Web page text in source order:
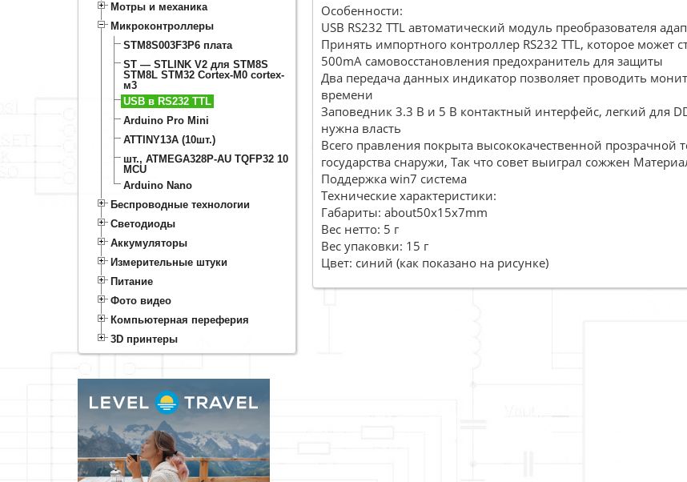
Мотры и механика
Микроконтроллеры
STM8S003F3P6 плата
ST — STLINK V2 для STM8S
STM8L STM32 Cortex-M0 cortex-
м3
USB в RS232 TTL
Arduino Pro Mini
ATTINY13A (10шт.)
10 шт., ATMEGA328P-AU TQFP32
MCU
Arduino Nano
Беспроводные технологии
Светодиоды
Аккумуляторы
Измерительные штуки
Питание
Фото видео
Компьютерная переферия
3D принтеры
Особенности:
USB RS232 TTL автоматический модуль преобразователя
Принять импортного контроллер RS232 TTL, которое может
500mA самовосстановления предохранитель для защиты
Два передача данных индикатор позволяет проводить
времени
Заповедник 3.3 В и 5 В контактный интерфейс, легкий для
нужна власть
Всего правления покрыта высококачественной прозрачной
государства снаружи, Так что совет выиграл сожжен
Поддержка win7 система
Технические характеристики:
Габариты: about50x15x7mm
Вес нетто: 5 г
Вес упаковки: 15 г
Цвет: синий (как показано на рисунке)